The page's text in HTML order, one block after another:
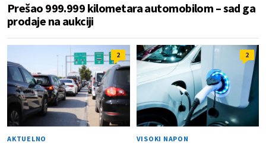
Prešao 999.999 kilometara automobilom – sad ga
prodaje na aukciji
2
AKTUELNO
2
VISOKI NAPON